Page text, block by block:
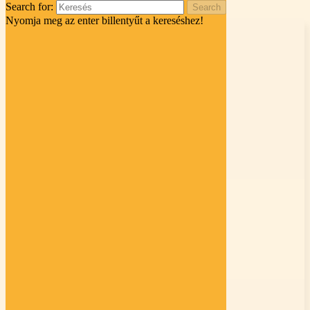
Skip to content
Search for:
Nyomja meg az enter billentyűt a kereséshez!